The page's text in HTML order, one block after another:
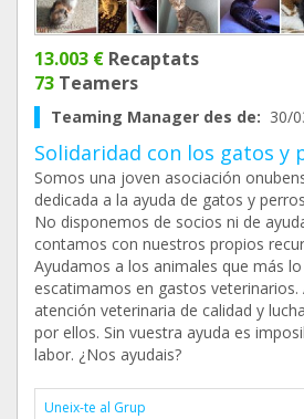
13.003 € Recaptats
73 Teamers
Teaming Manager des de: 30/
Solidaridad con los gatos y
Somos una joven asociación
dedicada a la ayuda de gatos y
No disponemos de socios ni de
contamos con nuestros propios
Ayudamos a los animales que más
escatimamos en gastos
atención veterinaria de calidad y
por ellos. Sin vuestra ayuda es
labor. ¿Nos ayudais?
Uneix-te al Grup